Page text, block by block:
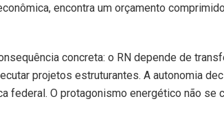
encontra um orçamento
concreta: o RN depende de
projetos estruturantes. A autonomia
federal. O protagonismo energético não se